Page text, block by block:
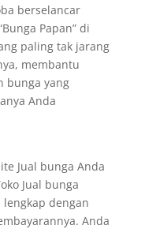
berselancar
Papan” di
paling tak jarang
membantu
bunga yang
Anda
Jual bunga Anda
Jual bunga
dengan
Anda